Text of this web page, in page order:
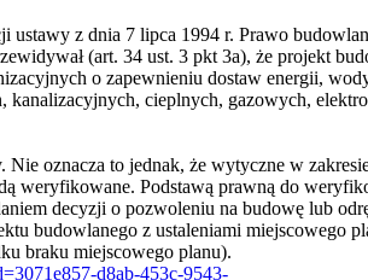
z dnia 7 lipca 1994 r. Prawo
(art. 34 ust. 3 pkt 3a), że projekt
o zapewnieniu dostaw energii,
cieplnych, gazowych,
oznacza to jednak, że wytyczne w
weryfikowane. Podstawą prawną do
decyzji o pozwoleniu na budowę lub
budowlanego z ustaleniami miejscowego
braku miejscowego planu).
d8ab-453c-9543-